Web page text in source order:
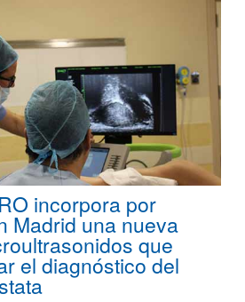
incorpora por
Madrid una nueva
que
el diagnóstico del